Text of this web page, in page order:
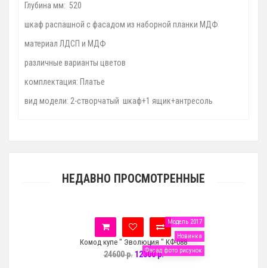
Глубина мм: 520
шкаф распашной с фасадом из наборной планки МДФ
материал ЛДСП и МДФ
различные варианты цветов
комплектация: Платье
вид модели: 2-створчатый шкаф+1 ящик+антресоль
НЕДАВНО ПРОСМОТРЕННЫЕ
Модель 2017
Новинка
Фасад фото рисунок
Комод купе " Эволюция " КФ-088
24600 р.12300 р.